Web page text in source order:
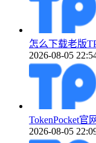
怎么下载老版
2026-08-05
TokenPocket
2026-08-05